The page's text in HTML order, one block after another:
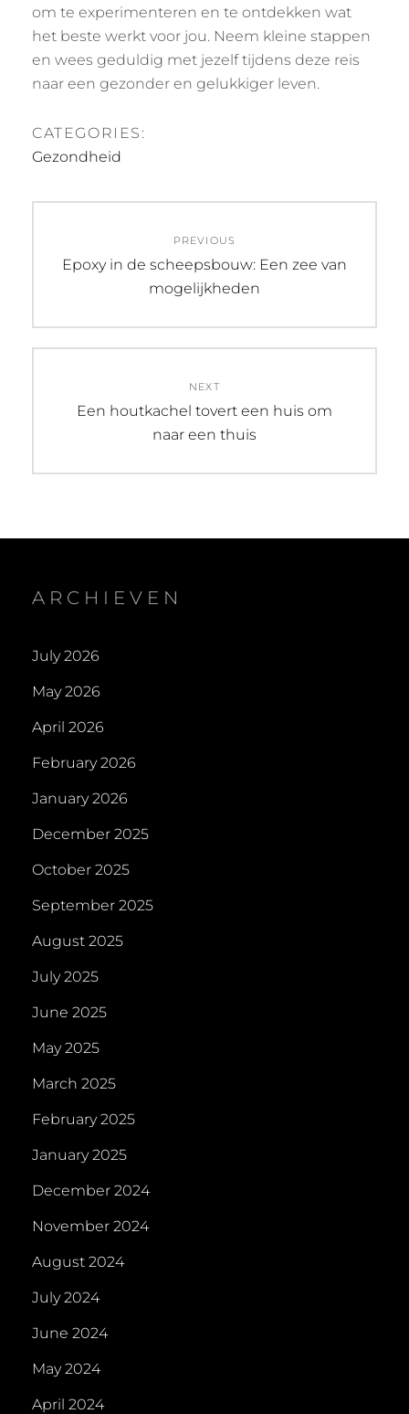
om te experimenteren en te ontdekken wat
het beste werkt voor jou. Neem kleine stappen
en wees geduldig met jezelf tijdens deze reis
naar een gezonder en gelukkiger leven.
CATEGORIES:
Gezondheid
navigation
PREVIOUS
Previous
Epoxy in de scheepsbouw: Een zee van
mogelijkheden
NEXT
Next
Een houtkachel tovert een huis om
naar een thuis
ARCHIEVEN
July 2026
May 2026
April 2026
February 2026
January 2026
December 2025
October 2025
September 2025
August 2025
July 2025
June 2025
May 2025
March 2025
February 2025
January 2025
December 2024
November 2024
August 2024
July 2024
June 2024
May 2024
April 2024